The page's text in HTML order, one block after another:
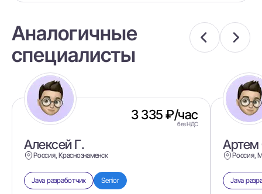
Аналогичные
специалисты
Алексей Г.
Россия, Краснознаменск
3 335 ₽/час
без НДС
Java разработчик Senior
Артем
Россия,
Java